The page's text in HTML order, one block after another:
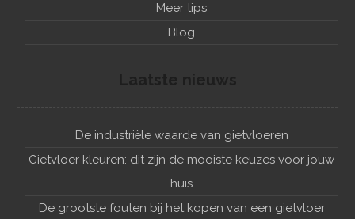
Meer tips
Blog
De industriële waarde van gietvloeren
Gietvloer kleuren: dit zijn de mooiste keuzes voor jouw
huis
De grootste fouten bij het kopen van een gietvloer